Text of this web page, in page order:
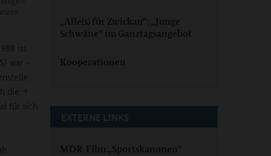
ist
war –
die
für sich
„Alle(s) für Zwickau“: „Junge
Schwäne“ im Ganztagsangebot
Kooperationen
EXTERNE LINKS
MDR-Film „Sportskanonen“